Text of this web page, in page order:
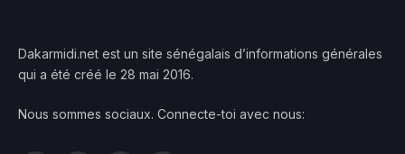
Dakarmidi.net est un site sénégalais d’informations générales
qui a été créé le 28 mai 2016.
Nous sommes sociaux. Connecte-toi avec nous: